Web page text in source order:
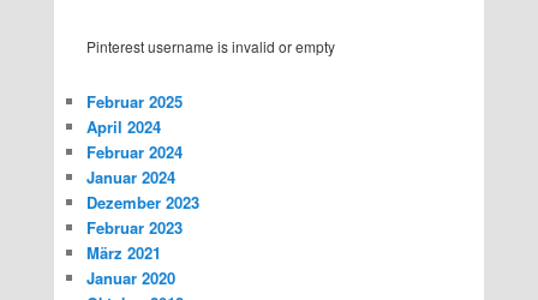
Pinterest username is invalid or empty
Februar 2025
April 2024
Februar 2024
Januar 2024
Dezember 2023
Februar 2023
März 2021
Januar 2020